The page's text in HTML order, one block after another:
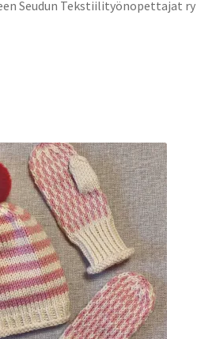
Seudun Tekstiilityönopettajat ry